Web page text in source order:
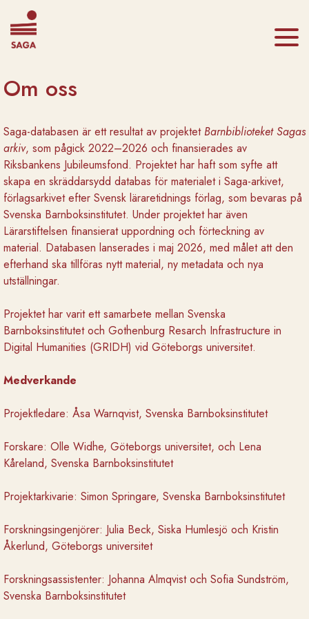
Om oss
Saga-databasen är ett resultat av projektetBarnbiblioteket Sagas
arkiv, som pågick 2022–2026 och finansierades av
Riksbankens Jubileumsfond. Projektet har haft som syfte att
skapa en skräddarsydd databas för materialet i Saga-arkivet,
förlagsarkivet efter Svensk läraretidnings förlag, som bevaras på
Svenska Barnboksinstitutet. Under projektet har även
Lärarstiftelsen finansierat uppordning och förteckning av
material. Databasen lanserades i maj 2026, med målet att den
efterhand ska tillföras nytt material, ny metadata och nya
utställningar.
Projektet har varit ett samarbete mellan Svenska
Barnboksinstitutet och Gothenburg Resarch Infrastructure in
Digital Humanities (GRIDH) vid Göteborgs universitet.
Medverkande
Projektledare: Åsa Warnqvist, Svenska Barnboksinstitutet
Forskare: Olle Widhe, Göteborgs universitet, och Lena
Kåreland, Svenska Barnboksinstitutet
Projektarkivarie: Simon Springare, Svenska Barnboksinstitutet
Forskningsingenjörer: Julia Beck, Siska Humlesjö och Kristin
Åkerlund, Göteborgs universitet
Forskningsassistenter: Johanna Almqvist och Sofia Sundström,
Svenska Barnboksinstitutet